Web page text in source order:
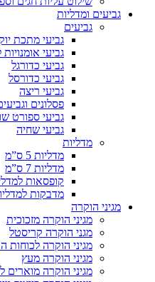
גביעים ומדליות
גביעים
גביעי מתכת
גביעי
גביעי כדורגל
גביעי כדורסל
גביעי ריצה
פסלונים
גביעי ספורט
גביעי שחיה
מדליות
מדליות 5 ס”מ
מדליות 7 ס”מ
קופסאות
מדבקות
מגיני הוקרה
מגיני הוקרה מזכוכית
מגני הוקרה קריסטל
מגיני הוקרה לכוחות
מגיני הוקרה מעץ
מגיני הוקרה מוארים